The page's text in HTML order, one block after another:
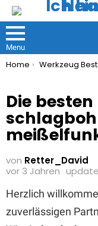
Menu
You are here:
Home Werkzeug
Die besten
von Retter_David
vor 3 Jahren
Herzlich
zuverlässigen